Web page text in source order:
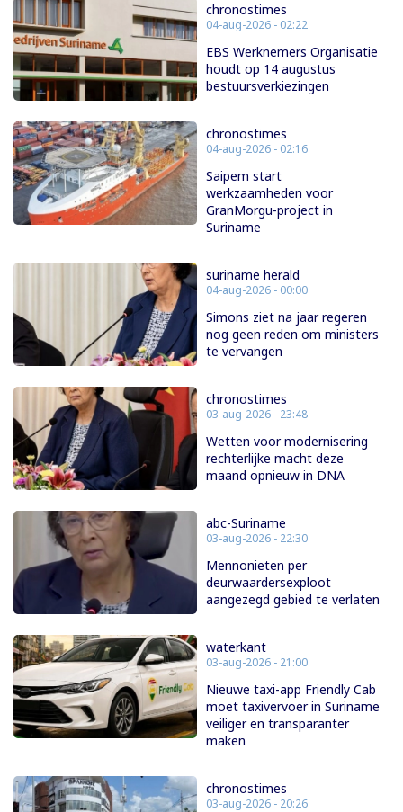
chronostimes
04-aug-2026 - 02:22
EBS Werknemers Organisatie
houdt op 14 augustus
bestuursverkiezingen
chronostimes
04-aug-2026 - 02:16
Saipem start
werkzaamheden voor
GranMorgu-project in
Suriname
suriname herald
04-aug-2026 - 00:00
Simons ziet na jaar regeren
nog geen reden om ministers
te vervangen
chronostimes
03-aug-2026 - 23:48
Wetten voor modernisering
rechterlijke macht deze
maand opnieuw in DNA
abc-Suriname
03-aug-2026 - 22:30
Mennonieten per
deurwaardersexploot
aangezegd gebied te verlaten
waterkant
03-aug-2026 - 21:00
Nieuwe taxi-app Friendly Cab
moet taxivervoer in Suriname
veiliger en transparanter
maken
chronostimes
03-aug-2026 - 20:26